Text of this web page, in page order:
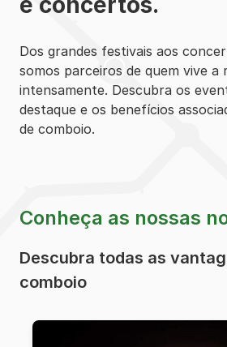
Dos grandes festivais aos
somos parceiros de quem vive a
intensamente. Descubra os
destaque e os benefícios
de comboio.
Conheça as nossas
Descubra todas as
comboio